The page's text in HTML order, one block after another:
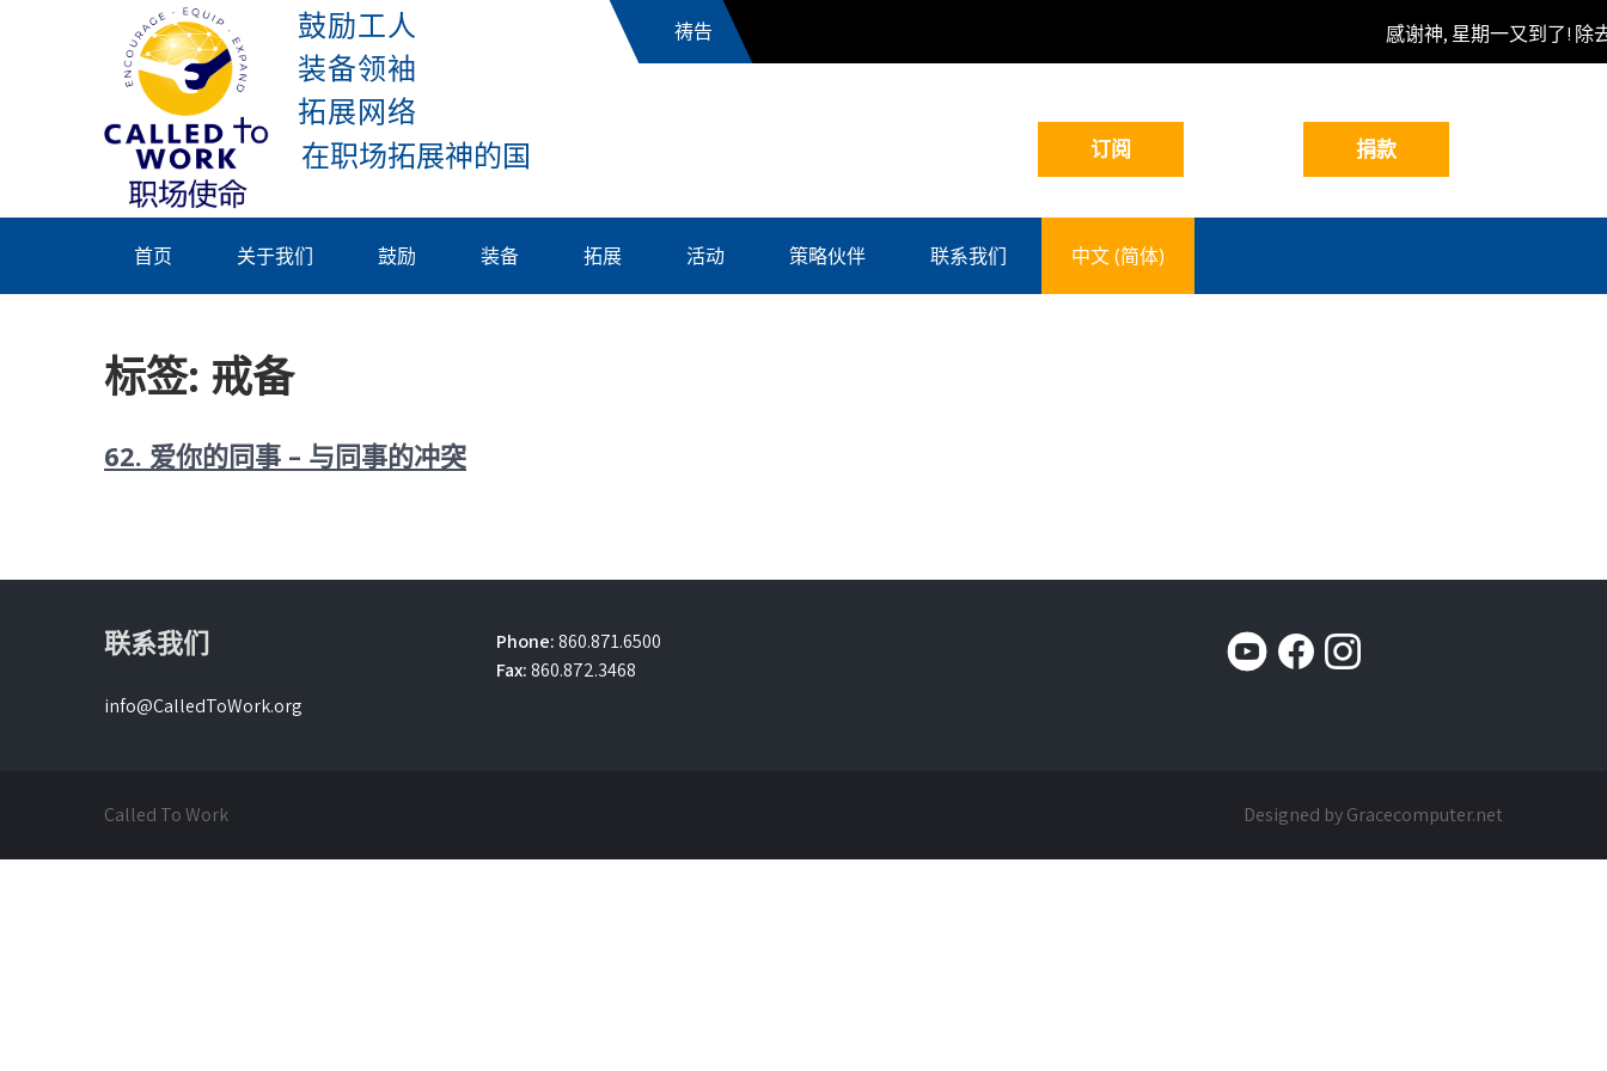
感谢神, 星期一又到了! 除
Called To
Work
鼓励工人
装备领袖
拓展网络
首页 关于我们 鼓励 装备 拓展 活动 策略伙伴 联系我们 中文 (简体)
标签: 戒备
62. 爱你的同事 – 与同事的冲突
联系我们
info@CalledToWork.org
Phone:860.871.6500
Fax:860.872.3468
Called To Work